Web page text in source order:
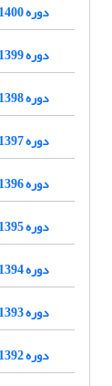
دوره 1400 (سال انتشار 1400)
دوره 1399 (سال انتشار 1399)
دوره 1398 (سال انتشار 1399)
دوره 1397 (سال انتشار 1397)
دوره 1396 (سال انتشار 1397)
دوره 1395 (سال انتشار 1396)
دوره 1394 (سال انتشار 1395)
دوره 1393 (سال انتشار 1394)
دوره 1392 (سال انتشار 1394)